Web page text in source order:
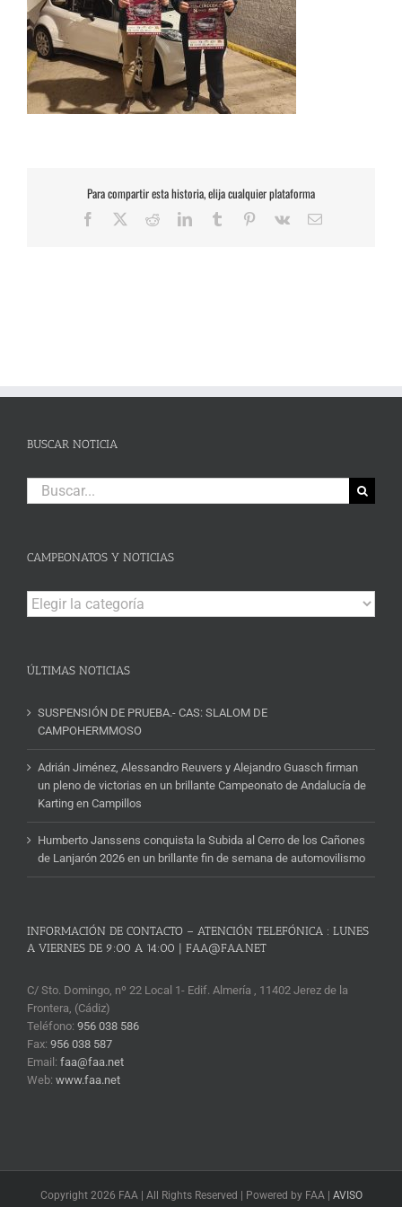
Para compartir esta historia, elija cualquier plataforma
Facebook RedditLinkedInTumblr Pinterest
Vk
Correo
BUSCAR NOTICIA
Buscar:
CAMPEONATOS Y NOTICIAS
Campeonatos
y
ÚLTIMAS NOTICIAS
SUSPENSIÓN DE PRUEBA.- CAS: SLALOM DE
CAMPOHERMMOSO
Adrián Jiménez, Alessandro Reuvers y Alejandro Guasch firman
un pleno de victorias en un brillante Campeonato de Andalucía de
Karting en Campillos
Humberto Janssens conquista la Subida al Cerro de los Cañones
de Lanjarón 2026 en un brillante fin de semana de automovilismo
INFORMACIÓN DE CONTACTO – ATENCIÓN TELEFÓNICA : LUNES
A VIERNES DE 9:00 A 14:00 | FAA@FAA.NET
C/ Sto. Domingo, nº 22 Local 1- Edif. Almería , 11402 Jerez de la
Frontera, (Cádiz)
Teléfono: 956 038 586
Fax: 956 038 587
Email: faa@faa.net
Web: www.faa.net
Copyright 2026 FAA | All Rights Reserved | Powered by FAA | AVISO